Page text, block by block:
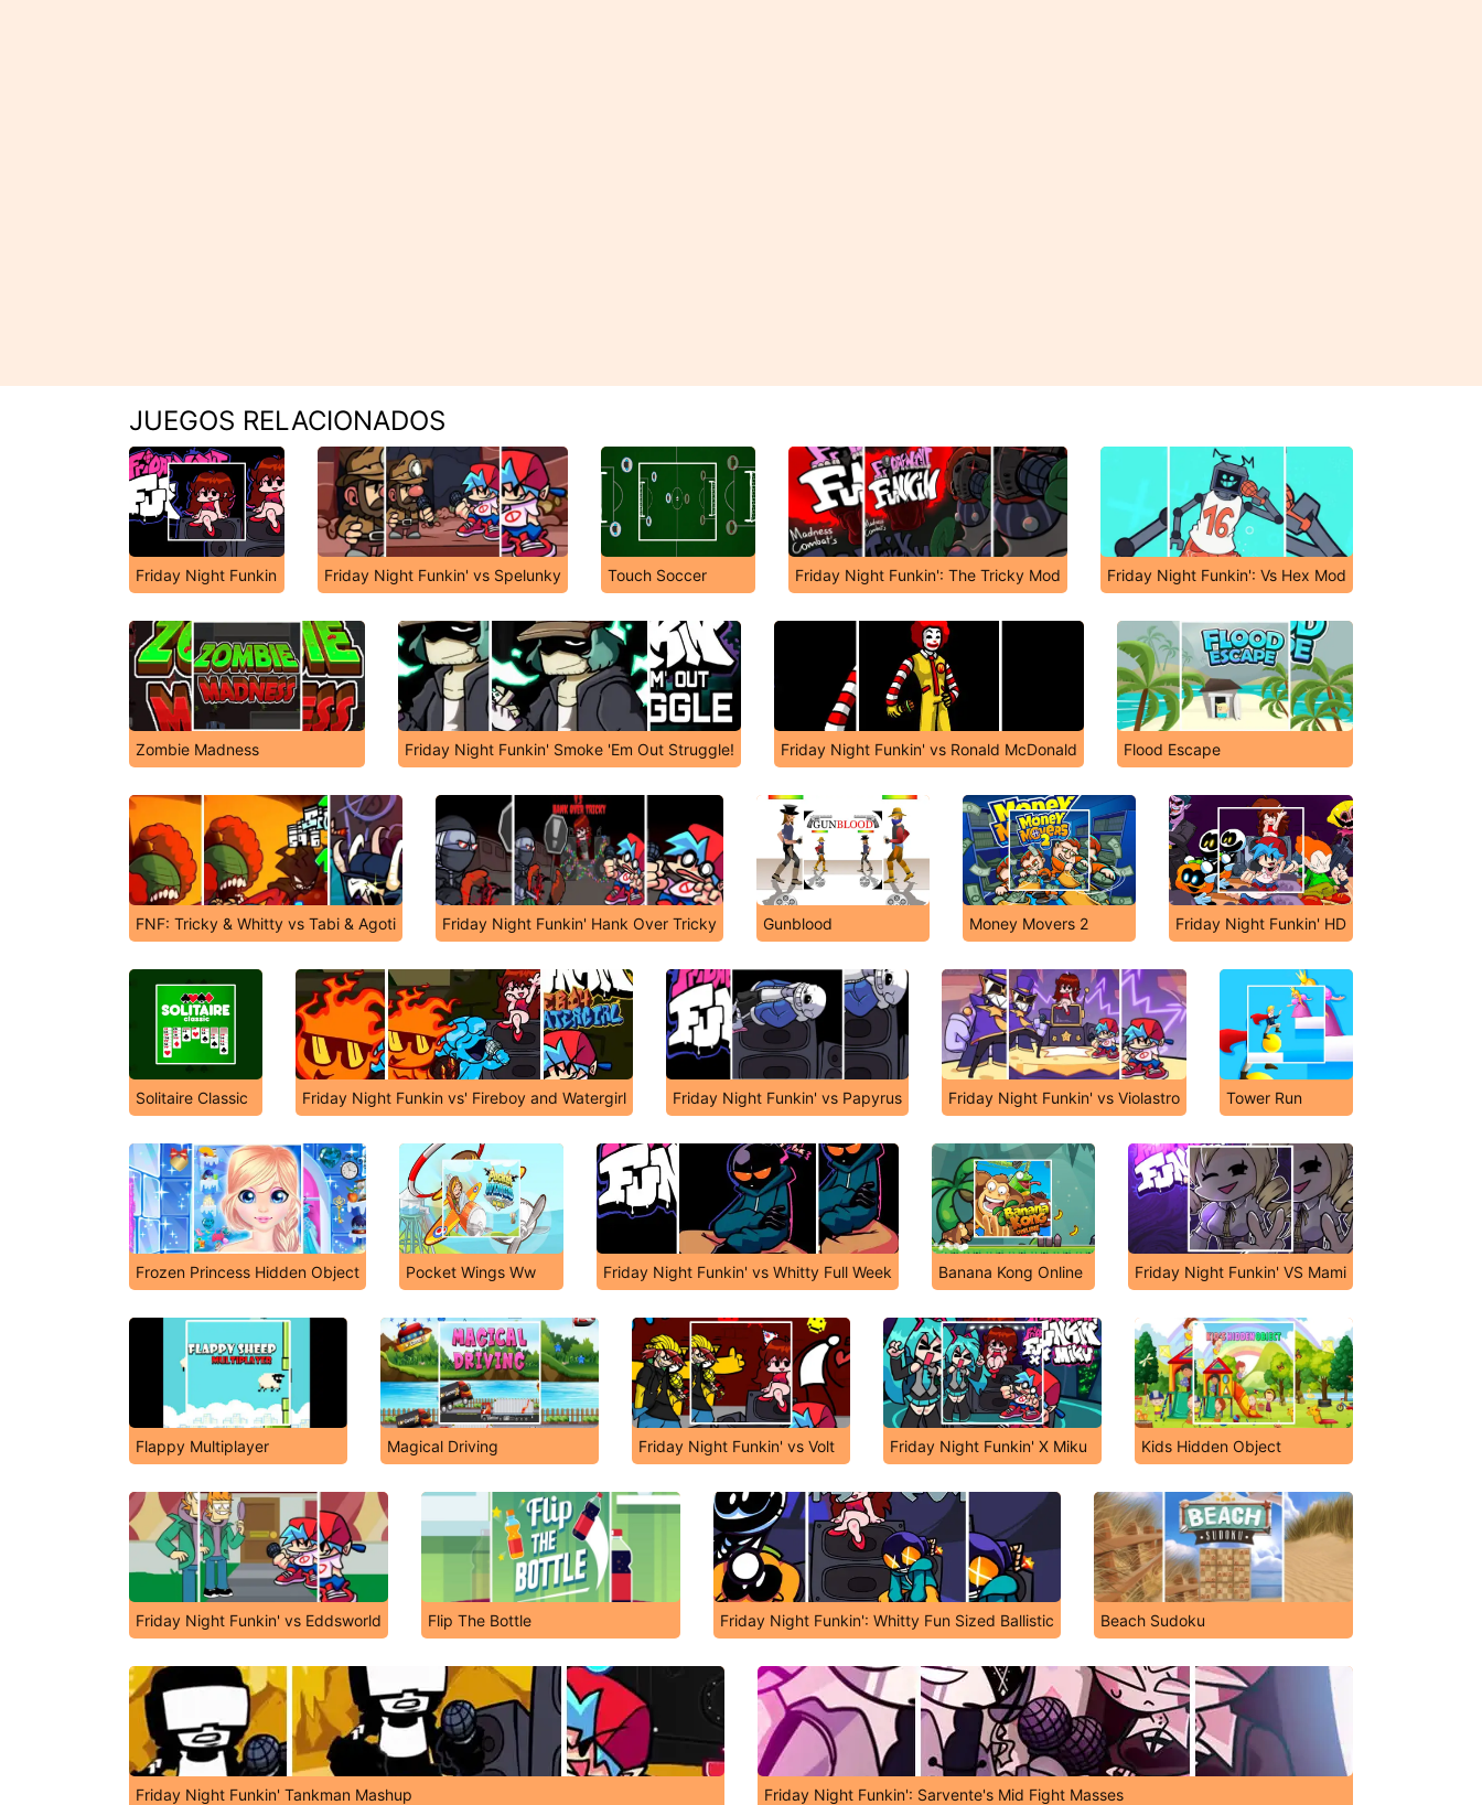
JUEGOS RELACIONADOS
Friday Night Funkin Friday Night Funkin' vs Spelunky Touch Soccer Friday Night Funkin': The Tricky Mod Friday Night Funkin': Vs Hex Mod
Zombie Madness Friday Night Funkin' Smoke 'Em Out Struggle! Friday Night Funkin' vs Ronald McDonald Flood Escape
FNF: Tricky & Whitty vs Tabi & Agoti Friday Night Funkin' Hank Over Tricky Gunblood Money Movers 2 Friday Night Funkin' HD
Solitaire Classic Friday Night Funkin vs' Fireboy and Watergirl Friday Night Funkin' vs Papyrus Friday Night Funkin' vs Violastro Tower Run
Frozen Princess Hidden Object Pocket Wings Ww Friday Night Funkin' vs Whitty Full Week Banana Kong Online Friday Night Funkin' VS Mami
Flappy Multiplayer Magical Driving Friday Night Funkin' vs Volt Friday Night Funkin' X Miku Kids Hidden Object
Friday Night Funkin' vs Eddsworld Flip The Bottle Friday Night Funkin': Whitty Fun Sized Ballistic Beach Sudoku
Friday Night Funkin' Tankman Mashup Friday Night Funkin': Sarvente's Mid Fight Masses